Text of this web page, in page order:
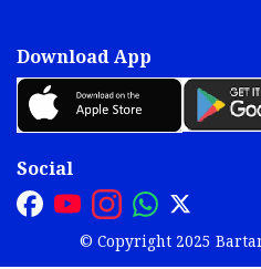
Download App
Social
© Copyright 2025